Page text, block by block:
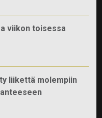
viikon toisessa
liikettä molempiin